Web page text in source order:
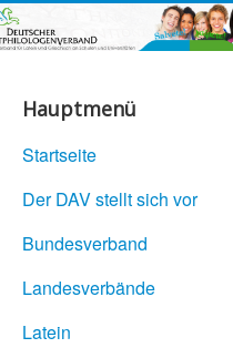
Hauptmenü
Startseite
Der DAV stellt sich vor
Bundesverband
Landesverbände
Latein